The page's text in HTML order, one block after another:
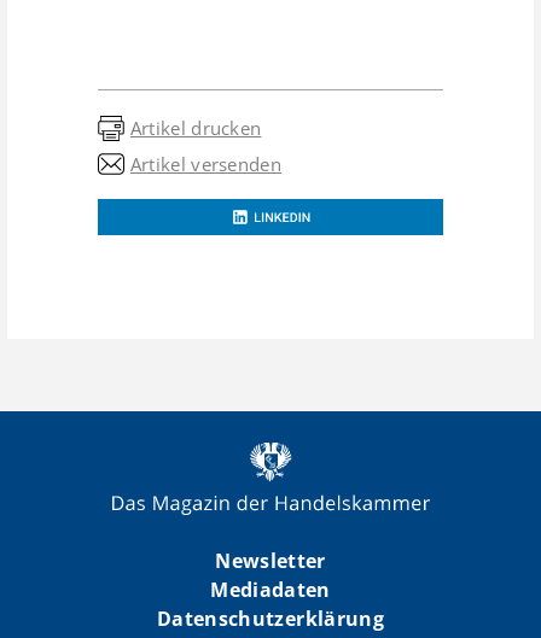
Artikel drucken
Artikel versenden
Newsletter
Mediadaten
Datenschutzerklärung